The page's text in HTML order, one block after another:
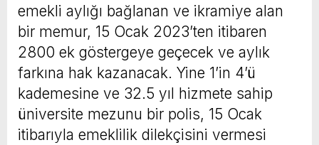
emekli aylığı bağlanan ve ikramiye alan
bir memur, 15 Ocak 2023’ten itibaren
2800 ek göstergeye geçecek ve aylık
farkına hak kazanacak. Yine 1’in 4’ü
kademesine ve 32.5 yıl hizmete sahip
üniversite mezunu bir polis, 15 Ocak
itibarıyla emeklilik dilekçisini vermesi